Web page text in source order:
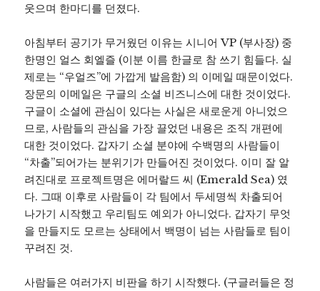
웃으며 한마디를 던졌다.
아침부터 공기가 무거웠던 이유는 시니어 VP (부사장) 중
한명인 얼스 회엘즐 (이분 이름 한글로 참 쓰기 힘들다. 실
제로는 “우얼즈”에 가깝게 발음함) 의 이메일 때문이었다.
장문의 이메일은 구글의 소셜 비즈니스에 대한 것이었다.
구글이 소셜에 관심이 있다는 사실은 새로운게 아니었으
므로, 사람들의 관심을 가장 끌었던 내용은 조직 개편에
대한 것이었다. 갑자기 소셜 분야에 수백명의 사람들이
“차출”되어가는 분위기가 만들어진 것이었다. 이미 잘 알
려진대로 프로젝트명은 에머랄드 씨 (Emerald Sea) 였
다. 그때 이후로 사람들이 각 팀에서 두세명씩 차출되어
나가기 시작했고 우리팀도 예외가 아니었다. 갑자기 무엇
을 만들지도 모르는 상태에서 백명이 넘는 사람들로 팀이
꾸려진 것.
사람들은 여러가지 비판을 하기 시작했다. (구글러들은 정